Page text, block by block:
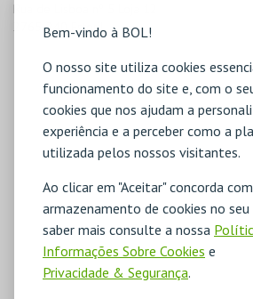
Bem-vindo à BOL!
O nosso site utiliza cookies
funcionamento do site e, com o
cookies que nos ajudam a
experiência e a perceber como a
utilizada pelos nossos visitantes.
Ao clicar em "Aceitar" concorda
armazenamento de cookies no
saber mais consulte a nossa
Informações Sobre Cookies e
Privacidade & Segurança.
Rua de Lisboa nº 5 Loja 12
2765-240 Estoril